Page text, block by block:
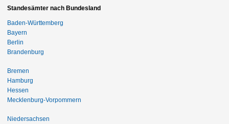
Standesämter nach Bundesland
Baden-Württemberg
Bayern
Berlin
Brandenburg
Bremen
Hamburg
Hessen
Mecklenburg-Vorpommern
Niedersachsen